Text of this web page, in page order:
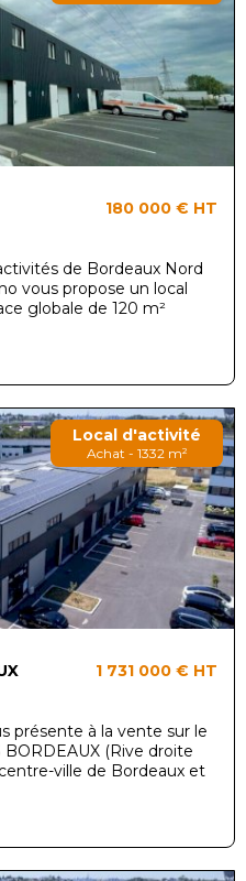
180 000 € HT
de Bordeaux Nord
vous propose un local
globale de 120 m²
Local d'activité
Achat - 1332 m²
1 731 000 € HT
présente à la vente sur le
(Rive droite
ville de Bordeaux et